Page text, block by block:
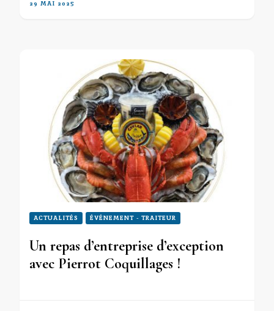
29 MAI 2025
ACTUALITÉS ÉVÉNEMENT - TRAITEUR
Un repas d’entreprise d’exception
avec Pierrot Coquillages !